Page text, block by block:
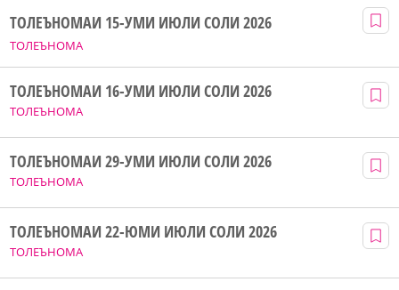
ТОЛЕЪНОМА
ТОЛЕЪНОМАИ 15-УМИ ИЮЛИ СОЛИ 2026
ТОЛЕЪНОМА
ТОЛЕЪНОМАИ 16-УМИ ИЮЛИ СОЛИ 2026
ТОЛЕЪНОМА
ТОЛЕЪНОМАИ 29-УМИ ИЮЛИ СОЛИ 2026
ТОЛЕЪНОМА
ТОЛЕЪНОМАИ 22-ЮМИ ИЮЛИ СОЛИ 2026